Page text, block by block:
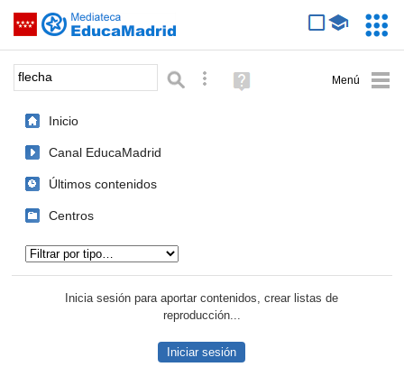
Saltar navegación
Palabra o frase: Búsqueda avanzada
Ayuda
(en
Inicio
Canal EducaMadrid
Últimos contenidos
Centros
Inicia sesión para aportar contenidos, crear listas de
reproducción...
Iniciar sesión